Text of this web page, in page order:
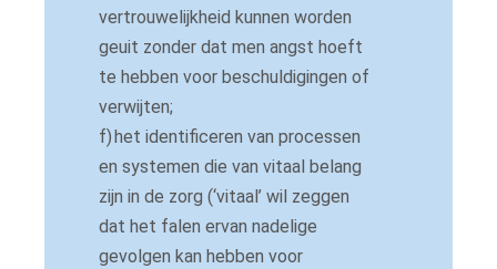
vertrouwelijkheid kunnen worden
geuit zonder dat men angst hoeft
te hebben voor beschuldigingen of
verwijten;
f) het identificeren van processen
en systemen die van vitaal belang
zijn in de zorg (‘vitaal’ wil zeggen
dat het falen ervan nadelige
gevolgen kan hebben voor